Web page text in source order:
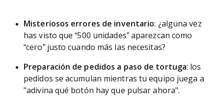
Misteriosos errores de inventario: ¿alguna vez
has visto que “500 unidades” aparezcan como
“cero” justo cuando más las necesitas?
Preparación de pedidos a paso de tortuga: los
pedidos se acumulan mientras tu equipo juega a
"adivina qué botón hay que pulsar ahora".